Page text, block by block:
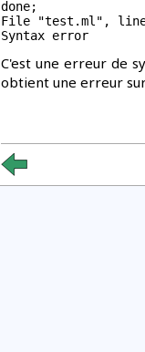
File "test.ml", line
C'est une erreur de
obtient une erreur